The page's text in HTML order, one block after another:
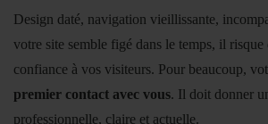
Design daté, navigation vieillissante,
votre site semble figé dans le temps, il
confiance à vos visiteurs. Pour beaucoup,
premier contact avec vous. Il doit donner
professionnelle, claire et actuelle.